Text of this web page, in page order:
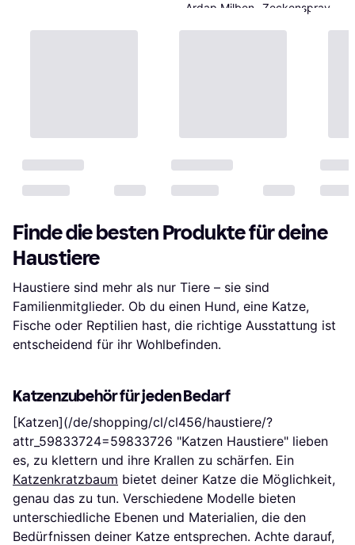
Ardap Milben- Zeckenspray
Finde die besten Produkte für deine
Haustiere
Haustiere sind mehr als nur Tiere – sie sind
Familienmitglieder. Ob du einen Hund, eine Katze,
Fische oder Reptilien hast, die richtige Ausstattung ist
entscheidend für ihr Wohlbefinden.
Katzenzubehör für jeden Bedarf
[Katzen](/de/shopping/cl/cl456/haustiere/?
attr_59833724=59833726 "Katzen Haustiere" lieben
es, zu klettern und ihre Krallen zu schärfen. Ein
Katzenkratzbaum bietet deiner Katze die Möglichkeit,
genau das zu tun. Verschiedene Modelle bieten
unterschiedliche Ebenen und Materialien, die den
Bedürfnissen deiner Katze entsprechen. Achte darauf,